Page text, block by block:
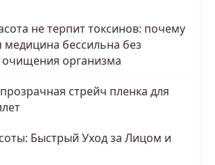
не терпит токсинов: почему
медицина бессильна без
очищения организма
стрейч пленка для
Быстрый Уход за Лицом и